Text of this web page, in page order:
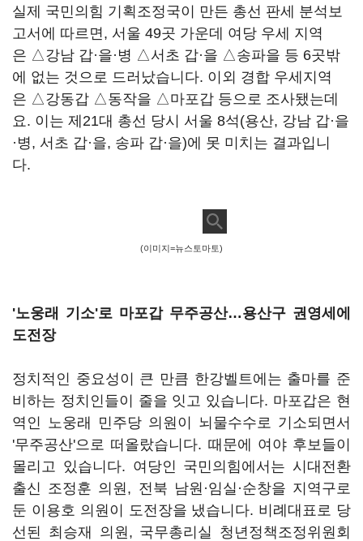
실제 국민의힘 기획조정국이 만든 총선 판세 분석보
고서에 따르면, 서울 49곳 가운데 여당 우세 지역
은 △강남 갑·을·병 △서초 갑·을 △송파을 등 6곳밖
에 없는 것으로 드러났습니다. 이외 경합 우세지역
은 △강동갑 △동작을 △마포갑 등으로 조사됐는데
요. 이는 제21대 총선 당시 서울 8석(용산, 강남 갑·을
·병, 서초 갑·을, 송파 갑·을)에 못 미치는 결과입니
다.
(이미지=뉴스토마토)
'노웅래 기소'로 마포갑 무주공산…용산구 권영세에
도전장
정치적인 중요성이 큰 만큼 한강벨트에는 출마를 준
비하는 정치인들이 줄을 잇고 있습니다. 마포갑은 현
역인 노웅래 민주당 의원이 뇌물수수로 기소되면서
'무주공산'으로 떠올랐습니다. 때문에 여야 후보들이
몰리고 있습니다. 여당인 국민의힘에서는 시대전환
출신 조정훈 의원, 전북 남원·임실·순창을 지역구로
둔 이용호 의원이 도전장을 냈습니다. 비례대표로 당
선된 최승재 의원, 국무총리실 청년정책조정위원회